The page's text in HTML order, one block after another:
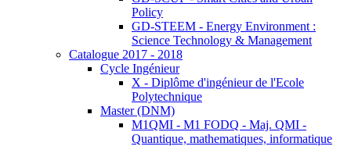
Policy
GD-STEEM - Energy Environment :
Science Technology & Management
Catalogue 2017 - 2018
Cycle Ingénieur
X - Diplôme d'ingénieur de l'Ecole
Polytechnique
Master (DNM)
M1QMI - M1 FODQ - Maj. QMI -
Quantique, mathematiques, informatique